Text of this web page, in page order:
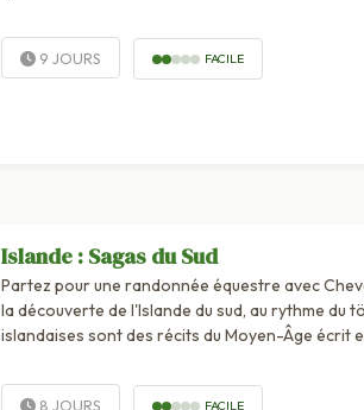
9 JOURS FACILE
Islande : Sagas du Sud
Partez pour une randonnée équestre avec
la découverte de l'Islande du sud, au rythme du
islandaises sont des récits du Moyen-Âge écrit
8 JOURS FACILE